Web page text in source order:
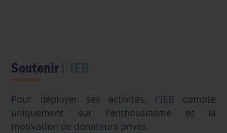
Soutenirl'IEB
Pour déployer ses activités, l'IEB compte
uniquement sur l'enthousiasme et la
motivation de donateurs privés.